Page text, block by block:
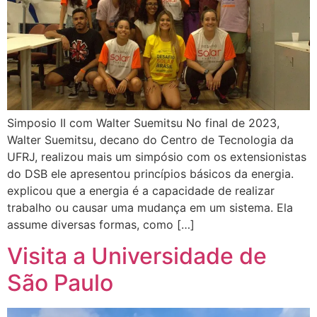
Simposio II com Walter Suemitsu No final de 2023,
Walter Suemitsu, decano do Centro de Tecnologia da
UFRJ, realizou mais um simpósio com os extensionistas
do DSB ele apresentou princípios básicos da energia.
explicou que a energia é a capacidade de realizar
trabalho ou causar uma mudança em um sistema. Ela
assume diversas formas, como […]
Visita a Universidade de
São Paulo